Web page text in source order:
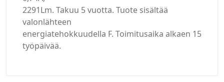
2291Lm. Takuu 5 vuotta. Tuote sisältää
valonlähteen
energiatehokkuudella F. Toimitusaika alkaen 15
työpäivää.